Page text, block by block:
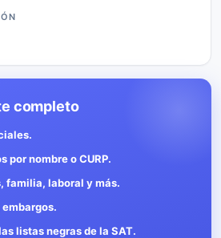
completo
por nombre o CURP.
familia, laboral y más.
listas negras de la SAT.